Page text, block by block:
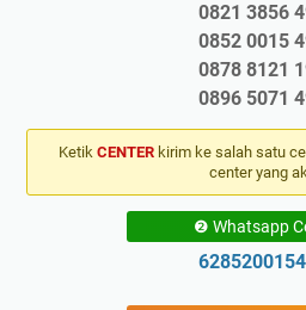
0821 3856
0852 0015
0878 8121
0896 5071
Ketik CENTER kirim ke salah satu
center yang
❷ Whatsapp